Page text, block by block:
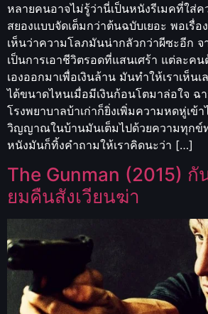
หลายคนอาจไม่รู้ว่านี่เป็นหนังรีเมคที่ใส่
สยองแบบจัดเต็มกว่าต้นฉบับเยอะ พอเรื่อง
เห็นว่าความโลภมันน่ากลัวกว่าผีซะอีก
เป็นการเอาชีวิตรอดที่แสนเศร้า แต่ละค
เองออกมาเพื่อเงินล้าน มันทำให้เราเห็นเ
ได้ขนาดไหนเมื่อมีเงินก้อนโตมาล่อใจ ฉ
โรงพยาบาลบ้าเก่าก็ยิ่งเพิ่มความหดหู่เข้
วิญญาณในบ้านมันเต็มไปด้วยความทุกข์
หนังมันก็ทิ้งคำถามให้เราคิดนะว่า […]
The Gunman (2015)
ยมคืนสังเวียนฆ่า